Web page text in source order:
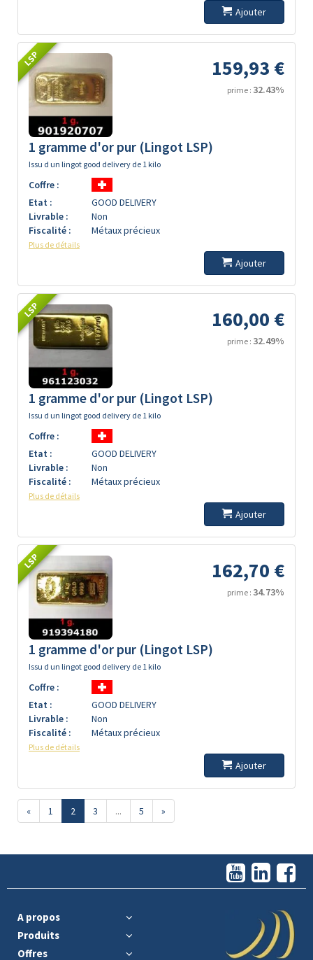
Ajouter
LSP 159,93 €
prime : 32.43%
1 gramme d'or pur (Lingot LSP)
Issu d un lingot good delivery de 1 kilo
Coffre :
Etat :
GOOD DELIVERY
Livrable :
Non
Fiscalité :
Métaux précieux
Plus de détails
Ajouter
LSP 160,00 €
prime : 32.49%
1 gramme d'or pur (Lingot LSP)
Issu d un lingot good delivery de 1 kilo
Coffre :
Etat :
GOOD DELIVERY
Livrable :
Non
Fiscalité :
Métaux précieux
Plus de détails
Ajouter
LSP 162,70 €
prime : 34.73%
1 gramme d'or pur (Lingot LSP)
Issu d un lingot good delivery de 1 kilo
Coffre :
Etat :
GOOD DELIVERY
Livrable :
Non
Fiscalité :
Métaux précieux
Plus de détails
Ajouter
« 1 2 3 ... 5 »
A propos
Produits
Offres